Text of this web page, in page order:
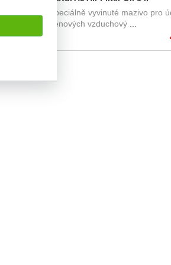
Kč
Speciálně vyvinuté mazivo pro
pěnových vzduchový